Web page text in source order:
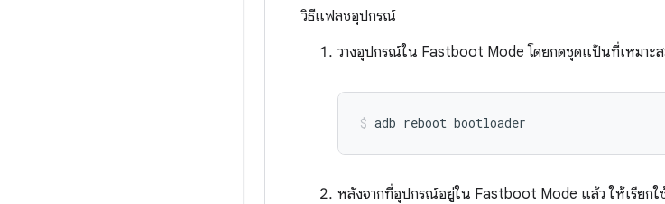
วิธีแฟลชอุปกรณ์
วางอุปกรณ์ใน Fastboot Mode โดยกดชุดแป้นที่เหมาะ
adb reboot bootloader
หลังจากที่อุปกรณ์อยู่ใน Fastboot Mode แล้ว ให้เรียกใ